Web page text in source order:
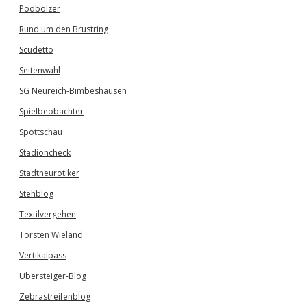
Podbolzer
Rund um den Brustring
Scudetto
Seitenwahl
SG Neureich-Bimbeshausen
Spielbeobachter
Spottschau
Stadioncheck
Stadtneurotiker
Stehblog
Textilvergehen
Torsten Wieland
Vertikalpass
Übersteiger-Blog
Zebrastreifenblog